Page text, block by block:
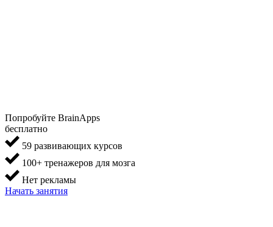
Попробуйте BrainApps
бесплатно
59 развивающих курсов
100+ тренажеров для мозга
Нет рекламы
Начать занятия